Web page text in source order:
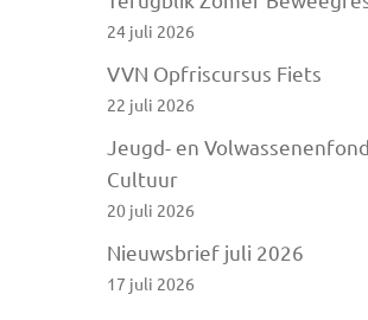
24 juli 2026
VVN Opfriscursus Fiets
22 juli 2026
Jeugd- en
Cultuur
20 juli 2026
Nieuwsbrief juli 2026
17 juli 2026